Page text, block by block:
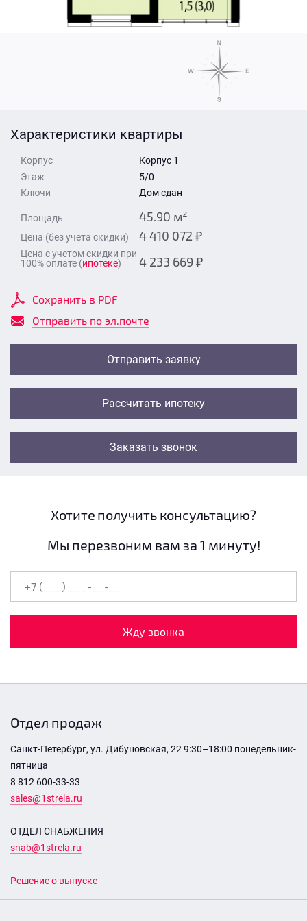
Характеристики квартиры
Корпус
Корпус 1
Этаж
5/0
Ключи
Дом сдан
Площадь 45.90 м²
Цена (без учета скидки) 4 410 072 ₽
Цена с учетом скидки при
100% оплате (ипотеке) 4 233 669 ₽
Сохранить в PDF
Отправить по эл.почте
Отправить заявку
Рассчитать ипотеку
Заказать звонок
Время для звонка
Отправить
Отправить
Хотите получить консультацию?
Мы перезвоним вам за 1 минуту!
Жду звонка
Отдел продаж
Санкт-Петербург, ул. Дибуновская, 22 9:30–18:00 понедельник-
пятница
8 812 600-33-33
sales@1strela.ru
ОТДЕЛ СНАБЖЕНИЯ
snab@1strela.ru
Решение о выпуске